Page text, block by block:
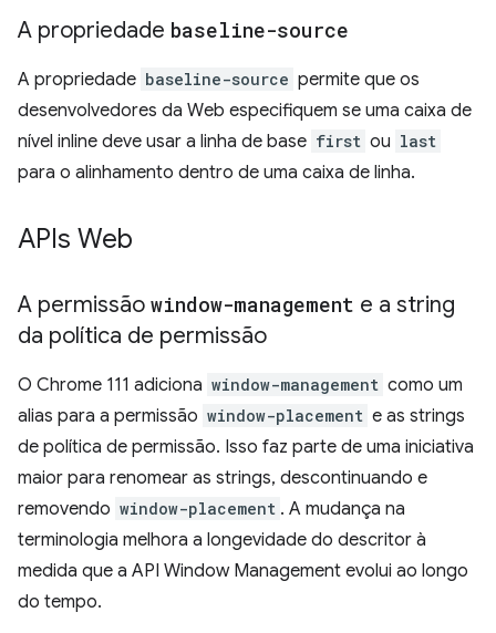
A propriedade baseline-source
A propriedade baseline-source permite que os
desenvolvedores da Web especifiquem se uma caixa de
nível inline deve usar a linha de base first ou last
para o alinhamento dentro de uma caixa de linha.
APIs Web
A permissão window-management e a string
da política de permissão
O Chrome 111 adiciona window-management como um
alias para a permissão window-placement e as strings
de política de permissão. Isso faz parte de uma iniciativa
maior para renomear as strings, descontinuando e
removendo window-placement . A mudança na
terminologia melhora a longevidade do descritor à
medida que a API Window Management evolui ao longo
do tempo.